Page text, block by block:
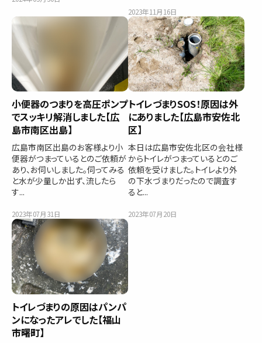
2023年11月16日
小便器のつまりを高圧ポンプ
でスッキリ解消しました【広
島市南区出島】
広島市南区出島のお客様より小
便器がつまっているとのご依頼が
あり、お伺いしました。伺ってみる
と水が少量しか出ず、流したら
す...
2023年07月31日
トイレづまりSOS！原因は外
にありました【広島市安佐北
区】
本日は広島市安佐北区の会社様
からトイレがつまっているとのご
依頼を受けました。トイレより外
の下水づまりだったので調査す
ると...
2023年07月20日
トイレづまりの原因はパンパ
ンになったアレでした【福山
市曙町】